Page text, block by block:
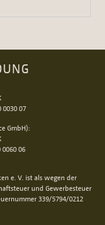
0030 07
GmbH):
0060 06
e. V. ist als wegen der
und Gewerbesteuer
339/5794/0212